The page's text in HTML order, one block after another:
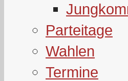
Parteitage
Wahlen
Termine